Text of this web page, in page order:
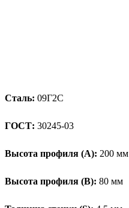
Сталь: 09Г2С
ГОСТ: 30245-03
Высота профиля (А): 200 мм
Высота профиля (B): 80 мм